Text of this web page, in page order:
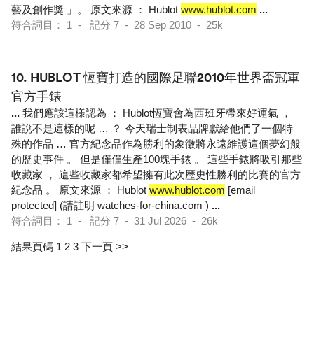
藝及創作獎 」。 原文來源 ： Hublot www.hublot.com ...
符合詞目： 1 - 記分 7 - 28 Sep 2010 - 25k
10. HUBLOT 恆寶打造的國際足聯2010年世界盃冠軍
官方手錶
... 我們應該這樣認為 ： Hublot恆寶會為西班牙帶來好運氣 ，
誰說不是這樣的呢 … ？ 今天瑞士制表品牌獻給他們了一個特
殊的作品 … 官方紀念品作為勝利的象徵將永遠維護這個夢幻般
的歷史事件 。 但是僅僅生產100塊手錶 。 這些手錶將吸引那些
收藏家 ， 這些收藏家都希望擁有此次歷史性勝利的比賽的官方
紀念品 。 原文來源 ： Hublot www.hublot.com [email
protected] (請註明 watches-for-china.com ) ...
符合詞目： 1 - 記分 7 - 31 Jul 2026 - 26k
結果頁碼 1 2 3 下一頁 >>